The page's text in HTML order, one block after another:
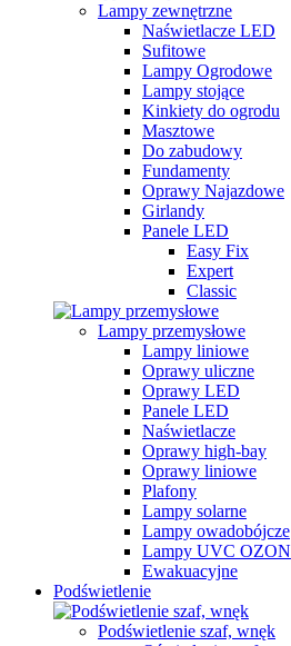
Lampy zewnętrzne
Naświetlacze LED
Sufitowe
Lampy Ogrodowe
Lampy stojące
Kinkiety do ogrodu
Masztowe
Do zabudowy
Fundamenty
Oprawy Najazdowe
Girlandy
Panele LED
Easy Fix
Expert
Classic
Lampy przemysłowe
Lampy liniowe
Oprawy uliczne
Oprawy LED
Panele LED
Naświetlacze
Oprawy high-bay
Oprawy liniowe
Plafony
Lampy solarne
Lampy owadobójcze
Lampy UVC OZON
Ewakuacyjne
Podświetlenie
Podświetlenie szaf, wnęk